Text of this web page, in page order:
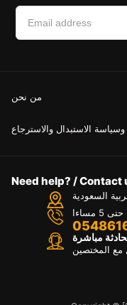
من نحن
الاستبدال والاسترجاع
Need help? / Contact
السعودية
مباشرة
مع المختصين